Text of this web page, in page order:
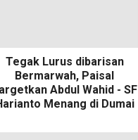
Tegak Lurus dibarisan
Bermarwah, Paisal
Abdul Wahid - SF
Menang di Dumai